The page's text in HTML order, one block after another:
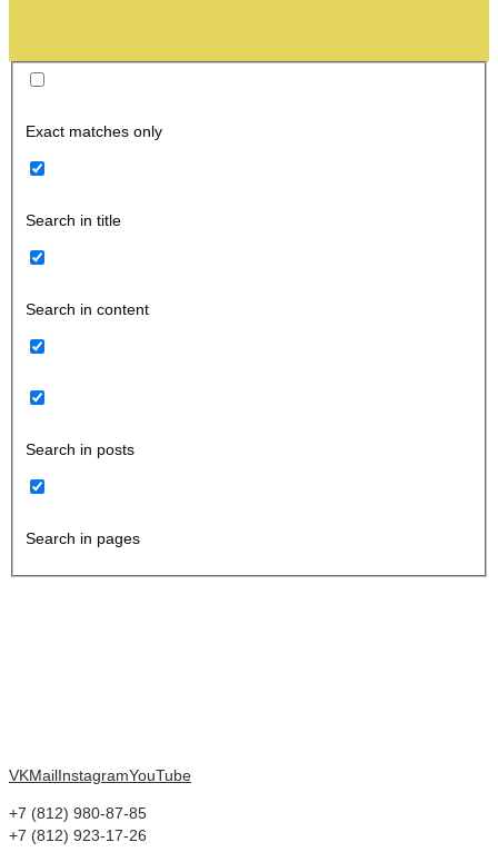
Exact matches only
Search in title
Search in content
Search in posts
Search in pages
VKMailInstagramYouTube
+7 (812) 980-87-85
+7 (812) 923-17-26